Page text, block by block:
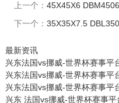
上一个： 45X45X6
下一个： 35X35X7.5
最新资讯
兴东法国vs挪威-世界杯赛事
兴东法国vs挪威-世界杯赛事
兴东法国vs挪威-世界杯赛事
兴东 法国vs挪威-世界杯赛事